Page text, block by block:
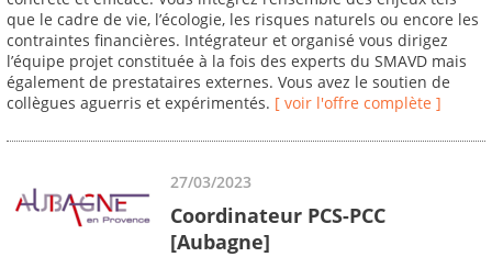
que le cadre de vie, l’écologie, les risques naturels ou encore les
contraintes financières. Intégrateur et organisé vous dirigez
l’équipe projet constituée à la fois des experts du SMAVD mais
également de prestataires externes. Vous avez le soutien de
collègues aguerris et expérimentés. [ voir l'offre complète ]
27/03/2023
Coordinateur PCS-PCC
[Aubagne]